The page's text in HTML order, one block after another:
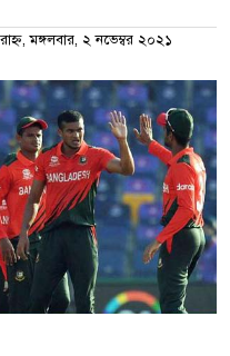
মঙ্গলবার, ২ নভেম্বর ২০২১